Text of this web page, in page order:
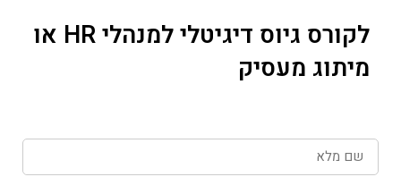
לקורס גיוס דיגיטלי למנהלי HR או
מיתוג מעסיק
שם
מלא